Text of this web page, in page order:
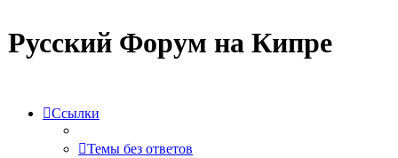
Русский Форум на Кипре
Ссылки
Темы без ответов